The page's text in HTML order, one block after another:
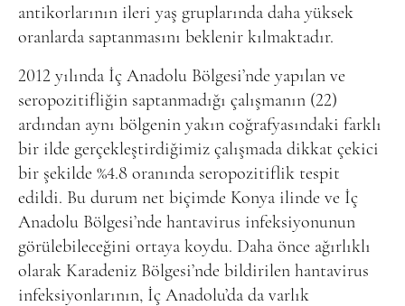
antikorlarının ileri yaş gruplarında daha yüksek
oranlarda saptanmasını beklenir kılmaktadır.
2012 yılında İç Anadolu Bölgesi’nde yapılan ve
seropozitifliğin saptanmadığı çalışmanın (22)
ardından aynı bölgenin yakın coğrafyasındaki farklı
bir ilde gerçekleştirdiğimiz çalışmada dikkat çekici
bir şekilde %4.8 oranında seropozitiflik tespit
edildi. Bu durum net biçimde Konya ilinde ve İç
Anadolu Bölgesi’nde hantavirus infeksiyonunun
görülebileceğini ortaya koydu. Daha önce ağırlıklı
olarak Karadeniz Bölgesi’nde bildirilen hantavirus
infeksiyonlarının, İç Anadolu’da da varlık